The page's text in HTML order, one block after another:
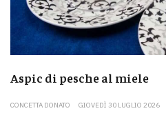
Aspic di pesche al miele
CONCETTA DONATO GIOVEDÌ 30 LUGLIO 2026